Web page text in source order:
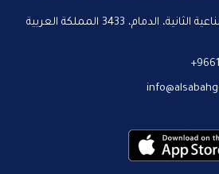
المدينة الصناعية الثانية، الدمام، 3433 المملكة العربية